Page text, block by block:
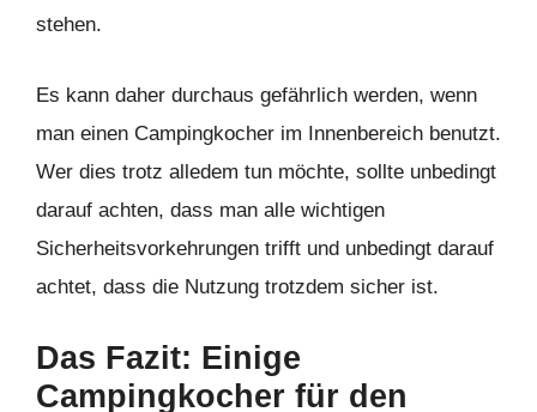
stehen.
Es kann daher durchaus gefährlich werden, wenn
man einen Campingkocher im Innenbereich benutzt.
Wer dies trotz alledem tun möchte, sollte unbedingt
darauf achten, dass man alle wichtigen
Sicherheitsvorkehrungen trifft und unbedingt darauf
achtet, dass die Nutzung trotzdem sicher ist.
Das Fazit: Einige
Campingkocher für den